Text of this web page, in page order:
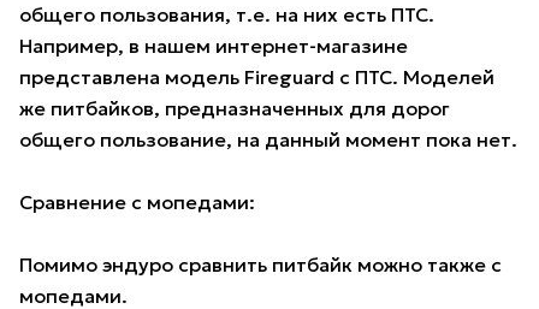
общего пользования, т.е. на них есть ПТС.
Например, в нашем интернет-магазине
представлена модель Fireguard с ПТС. Моделей
же питбайков, предназначенных для дорог
общего пользование, на данный момент пока нет.
Сравнение с мопедами:
Помимо эндуро сравнить питбайк можно также с
мопедами.